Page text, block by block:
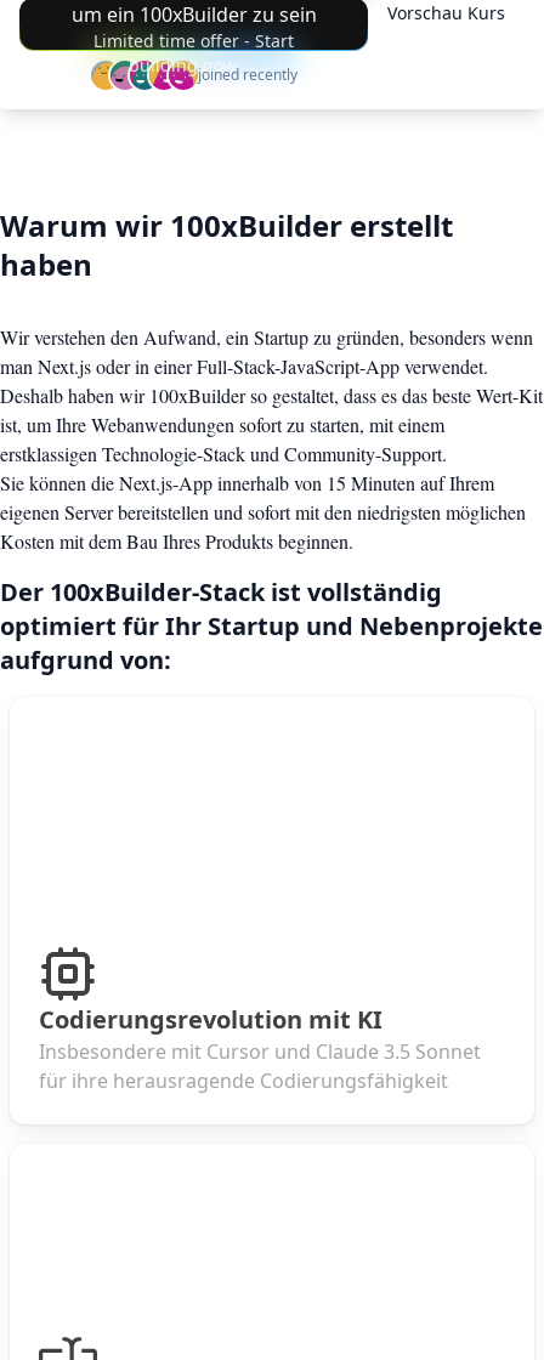
um ein 100xBuilder zu sein
Limited time offer - Start
building now →
joined recently
Vorschau Kurs
Warum wir 100xBuilder erstellt
haben
Wir verstehen den Aufwand, ein Startup zu gründen, besonders wenn
man Next.js oder in einer Full-Stack-JavaScript-App verwendet.
Deshalb haben wir 100xBuilder so gestaltet, dass es das beste Wert-Kit
ist, um Ihre Webanwendungen sofort zu starten, mit einem
erstklassigen Technologie-Stack und Community-Support.
Sie können die Next.js-App innerhalb von 15 Minuten auf Ihrem
eigenen Server bereitstellen und sofort mit den niedrigsten möglichen
Kosten mit dem Bau Ihres Produkts beginnen.
Der 100xBuilder-Stack ist vollständig
optimiert für Ihr Startup und Nebenprojekte
aufgrund von:
Codierungsrevolution mit KI
Insbesondere mit Cursor und Claude 3.5 Sonnet
für ihre herausragende Codierungsfähigkeit